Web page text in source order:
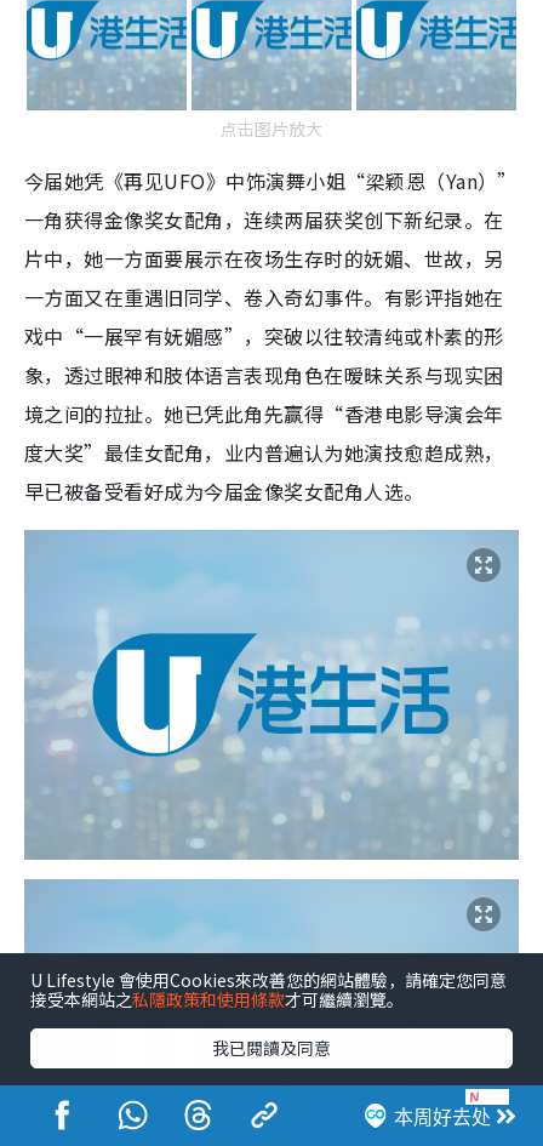
点击图片放大
今届她凭《再见UFO》中饰演舞小姐“梁颖恩（Yan）”
一角获得金像奖女配角，连续两届获奖创下新纪录。在
片中，她一方面要展示在夜场生存时的妩媚、世故，另
一方面又在重遇旧同学、卷入奇幻事件。有影评指她在
戏中“一展罕有妩媚感”，突破以往较清纯或朴素的形
象，透过眼神和肢体语言表现角色在暧昧关系与现实困
境之间的拉扯。她已凭此角先赢得“香港电影导演会年
度大奖”最佳女配角，业内普遍认为她演技愈趋成熟，
早已被备受看好成为今届金像奖女配角人选。
本周好去处
U Lifestyle 會使用Cookies來改善您的網站體驗，請確定您同意
接受本網站之私隱政策和使用條款才可繼續瀏覽。
我已閱讀及同意